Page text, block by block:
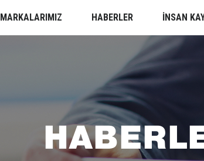
MARKALARIMIZ HABERLER İNSAN